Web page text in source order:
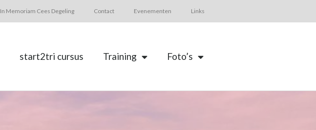
In Memoriam Cees Degeling Contact Evenementen Links
start2tri cursus Training Foto’s